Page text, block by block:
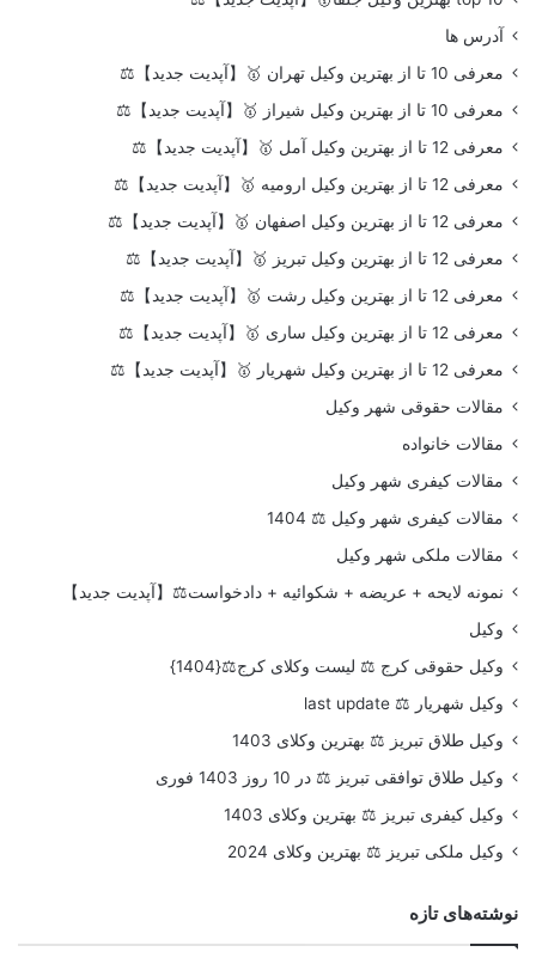
آدرس ها
معرفی 10 تا از بهترین وکیل تهران 🥇【آپدیت جدید】⚖️
معرفی 10 تا از بهترین وکیل شیراز 🥇【آپدیت جدید】⚖️
معرفی 12 تا از بهترین وکیل آمل 🥇【آپدیت جدید】⚖️
معرفی 12 تا از بهترین وکیل ارومیه 🥇【آپدیت جدید】⚖️
معرفی 12 تا از بهترین وکیل اصفهان 🥇【آپدیت جدید】⚖️
معرفی 12 تا از بهترین وکیل تبریز 🥇【آپدیت جدید】⚖️
معرفی 12 تا از بهترین وکیل رشت 🥇【آپدیت جدید】⚖️
معرفی 12 تا از بهترین وکیل ساری 🥇【آپدیت جدید】⚖️
معرفی 12 تا از بهترین وکیل شهریار 🥇【آپدیت جدید】⚖️
مقالات حقوقی شهر وکیل
مقالات خانواده
مقالات کیفری شهر وکیل
مقالات کیفری شهر وکیل ⚖️ 1404
مقالات ملکی شهر وکیل
نمونه لایحه + عریضه + شکوائیه + دادخواست⚖️【آپدیت جدید】
وکیل
وکیل حقوقی کرج ⚖️ لیست وکلای کرج⚖️{1404}
وکیل شهریار ⚖️ last update
وکیل طلاق تبریز ⚖️ بهترین وکلای 1403
وکیل طلاق توافقی تبریز ⚖️ در 10 روز 1403 فوری
وکیل کیفری تبریز ⚖️ بهترین وکلای 1403
وکیل ملکی تبریز ⚖️ بهترین وکلای 2024
نوشته‌های تازه